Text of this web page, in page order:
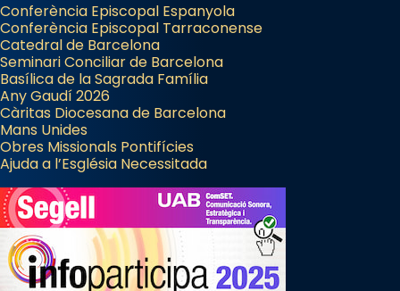
Conferència Episcopal Espanyola
Conferència Episcopal Tarraconense
Catedral de Barcelona
Seminari Conciliar de Barcelona
Basílica de la Sagrada Família
Any Gaudí 2026
Càritas Diocesana de Barcelona
Mans Unides
Obres Missionals Pontifícies
Ajuda a l’Església Necessitada